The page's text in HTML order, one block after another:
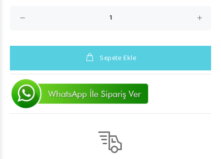
Sepete Ekle